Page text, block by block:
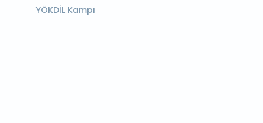
YÖKDİL Kampı